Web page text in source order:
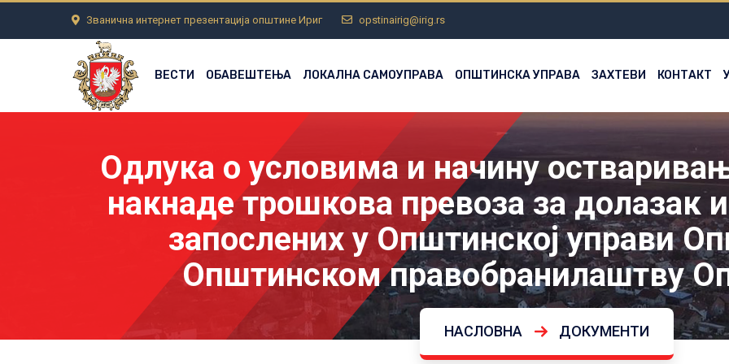
Званична интернет презентација општине Ириг opstinairig@irig.rs
ВЕСТИ ОБАВЕШТЕЊА ЛОКАЛНА САМОУПРАВА ОПШТИНСКА УПРАВА ЗАХТЕВИ КОНТАКТ
Одлука о условима и начину
накнаде трошкова превоза за долазак
запослених у Општинској управи
Општинском правобранилаштву
НАСЛОВНА ДОКУМЕНТИ